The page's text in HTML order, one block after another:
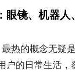
眼镜、机器人
热的概念无疑
户的日常生活，